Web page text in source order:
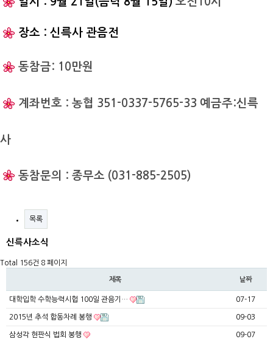
장소 : 신륵사 관음전
​ 동참금: 10만원
계좌번호 : 농협 351-0337-5765-33 예금주:신륵
사
동참문의 : 종무소 (031-885-2505)
목록
신륵사소식
Total 156건 8 페이지
제목 날짜
대학입학 수학능력시헙 100일 관음기… 07-17
2015년 추석 합동차례 봉행 09-03
삼성각 현판식 법회 봉행 09-07